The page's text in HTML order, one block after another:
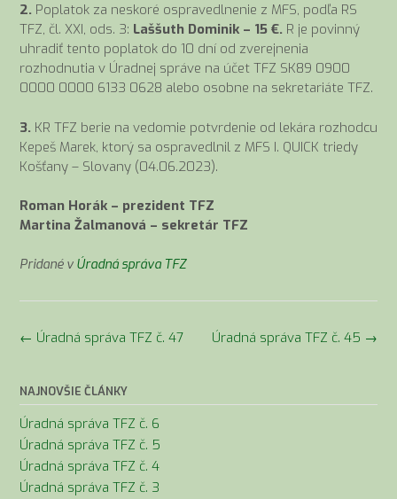
2. Poplatok za neskoré ospravedlnenie z MFS, podľa RS
TFZ, čl. XXI, ods. 3: Laššuth Dominik – 15 €. R je povinný
uhradiť tento poplatok do 10 dní od zverejnenia
rozhodnutia v Úradnej správe na účet TFZ SK89 0900
0000 0000 6133 0628 alebo osobne na sekretariáte TFZ.
3. KR TFZ berie na vedomie potvrdenie od lekára rozhodcu
Kepeš Marek, ktorý sa ospravedlnil z MFS I. QUICK triedy
Košťany – Slovany (04.06.2023).
Roman Horák – prezident TFZ
Martina Žalmanová – sekretár TFZ
Pridané v Úradná správa TFZ
Navigácia
Úradná správa TFZ č. 45 →
← Úradná správa TFZ č. 47
NAJNOVŠIE ČLÁNKY
Úradná správa TFZ č. 6
Úradná správa TFZ č. 5
Úradná správa TFZ č. 4
Úradná správa TFZ č. 3